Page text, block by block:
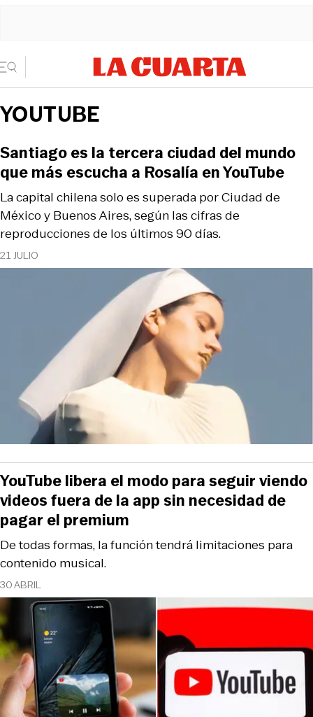
YOUTUBE
21 JULIO
La capital chilena solo es superada por Ciudad de
México y Buenos Aires, según las cifras de
reproducciones de los últimos 90 días.
Santiago es la tercera ciudad del mundo
que más escucha a Rosalía en YouTube
30 ABRIL
De todas formas, la función tendrá limitaciones para
contenido musical.
YouTube libera el modo para seguir viendo
videos fuera de la app sin necesidad de
pagar el premium